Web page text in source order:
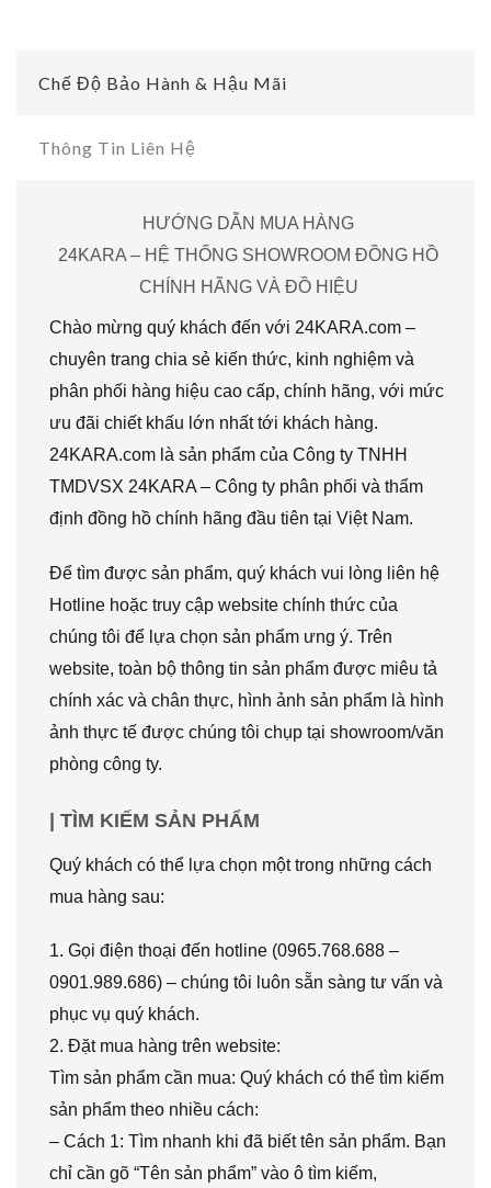
Chế Độ Bảo Hành & Hậu Mãi
Thông Tin Liên Hệ
HƯỚNG DẪN MUA HÀNG
24KARA – HỆ THỐNG SHOWROOM ĐỒNG HỒ
CHÍNH HÃNG VÀ ĐỒ HIỆU
Chào mừng quý khách đến với 24KARA.com –
chuyên trang chia sẻ kiến thức, kinh nghiệm và
phân phối hàng hiệu cao cấp, chính hãng, với mức
ưu đãi chiết khấu lớn nhất tới khách hàng.
24KARA.com là sản phẩm của Công ty TNHH
TMDVSX 24KARA – Công ty phân phối và thẩm
định đồng hồ chính hãng đầu tiên tại Việt Nam.
Để tìm được sản phẩm, quý khách vui lòng liên hệ
Hotline hoặc truy cập website chính thức của
chúng tôi để lựa chọn sản phẩm ưng ý. Trên
website, toàn bộ thông tin sản phẩm được miêu tả
chính xác và chân thực, hình ảnh sản phẩm là hình
ảnh thực tế được chúng tôi chụp tại showroom/văn
phòng công ty.
| TÌM KIẾM SẢN PHẨM
Quý khách có thể lựa chọn một trong những cách
mua hàng sau:
1. Gọi điện thoại đến hotline (0965.768.688 –
0901.989.686) – chúng tôi luôn sẵn sàng tư vấn và
phục vụ quý khách.
2. Đặt mua hàng trên website:
Tìm sản phẩm cần mua: Quý khách có thể tìm kiếm
sản phẩm theo nhiều cách:
– Cách 1: Tìm nhanh khi đã biết tên sản phẩm. Bạn
chỉ cần gõ “Tên sản phẩm” vào ô tìm kiếm,